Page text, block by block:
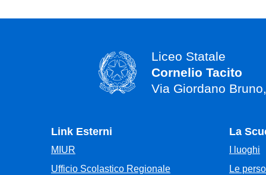
Liceo Statale
Cornelio Tacito
Via Giordano
Link Esterni
MIUR
Ufficio Scolastico Regionale
La
I luoghi
Le